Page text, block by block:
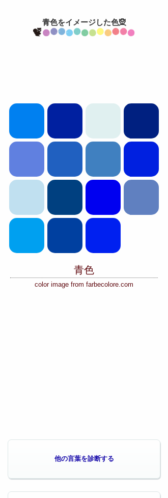
青色をイメージした色🧝
青色
color image from farbecolore.com
他の言葉を診断する